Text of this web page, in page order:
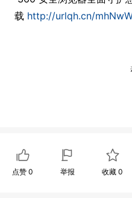
载 http://urlqh.cn/
点赞 0 举报 收藏0